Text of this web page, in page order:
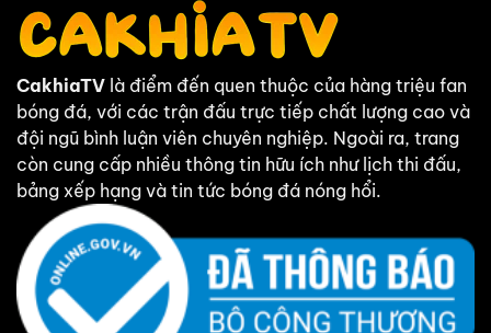
CakhiaTV là điểm đến quen thuộc của hàng triệu fan
bóng đá, với các trận đấu trực tiếp chất lượng cao và
đội ngũ bình luận viên chuyên nghiệp. Ngoài ra, trang
còn cung cấp nhiều thông tin hữu ích như lịch thi đấu,
bảng xếp hạng và tin tức bóng đá nóng hổi.